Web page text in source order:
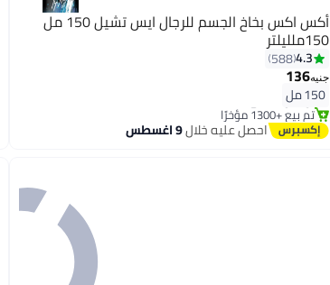
أكس اكس بخاخ الجسم للرجال ايس تشيل 150 مل
150ملليلتر
4.3
588
جنيه136
150 مل#18 في مزيلات رائحة العرق ومضادات التعرق
توصيل مجاني
تم بيع +1300 مؤخرًا
#18 في مزيلات رائحة العرق ومضادات التعرق احصل عليه خلال9 اغسطس